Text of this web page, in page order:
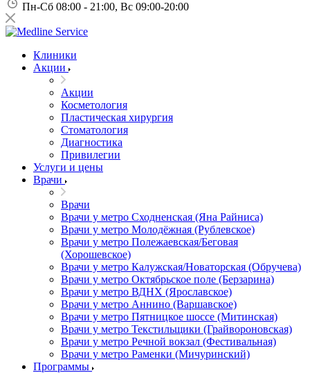
Пн-Сб 08:00 - 21:00, Вс 09:00-20:00
Клиники
Акции
Акции
Косметология
Пластическая хирургия
Стоматология
Диагностика
Привилегии
Услуги и цены
Врачи
Врачи
Врачи у метро Сходненская (Яна Райниса)
Врачи у метро Молодёжная (Рублевское)
Врачи у метро Полежаевская/Беговая
(Хорошевское)
Врачи у метро Калужская/Новаторская (Обручева)
Врачи у метро Октябрьское поле (Берзарина)
Врачи у метро ВДНХ (Ярославское)
Врачи у метро Аннино (Варшавское)
Врачи у метро Пятницкое шоссе (Митинская)
Врачи у метро Текстильщики (Грайвороновская)
Врачи у метро Речной вокзал (Фестивальная)
Врачи у метро Раменки (Мичуринский)
Программы